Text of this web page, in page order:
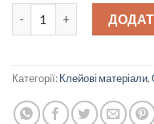
Клейова стрічка-
Категорії:Клейові матеріали,